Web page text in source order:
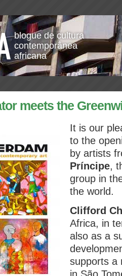
blogue de cultura
contemporânea
africana
meets the
It is our
to the
by artists
Príncipe,
group in
the world.
Clifford
Africa, in
also as a
supports a